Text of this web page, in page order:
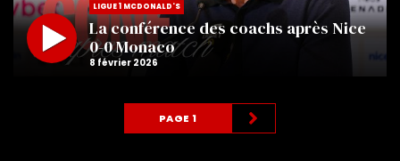
LIGUE 1 MCDONALD'S
La conférence des coachs après Nice
0-0 Monaco
PAGE 1